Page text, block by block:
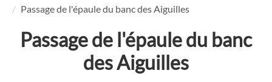
Passage de l'épaule du banc des Aiguilles
Passage de l'épaule du banc
des Aiguilles